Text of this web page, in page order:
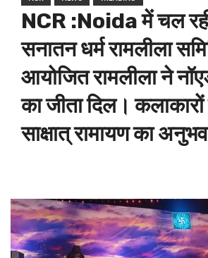
NCR :Noida में चल
सनातन धर्म रामलीला
आयोजित रामलीला ने
का जीता दिल।
साक्षात् रामायण का